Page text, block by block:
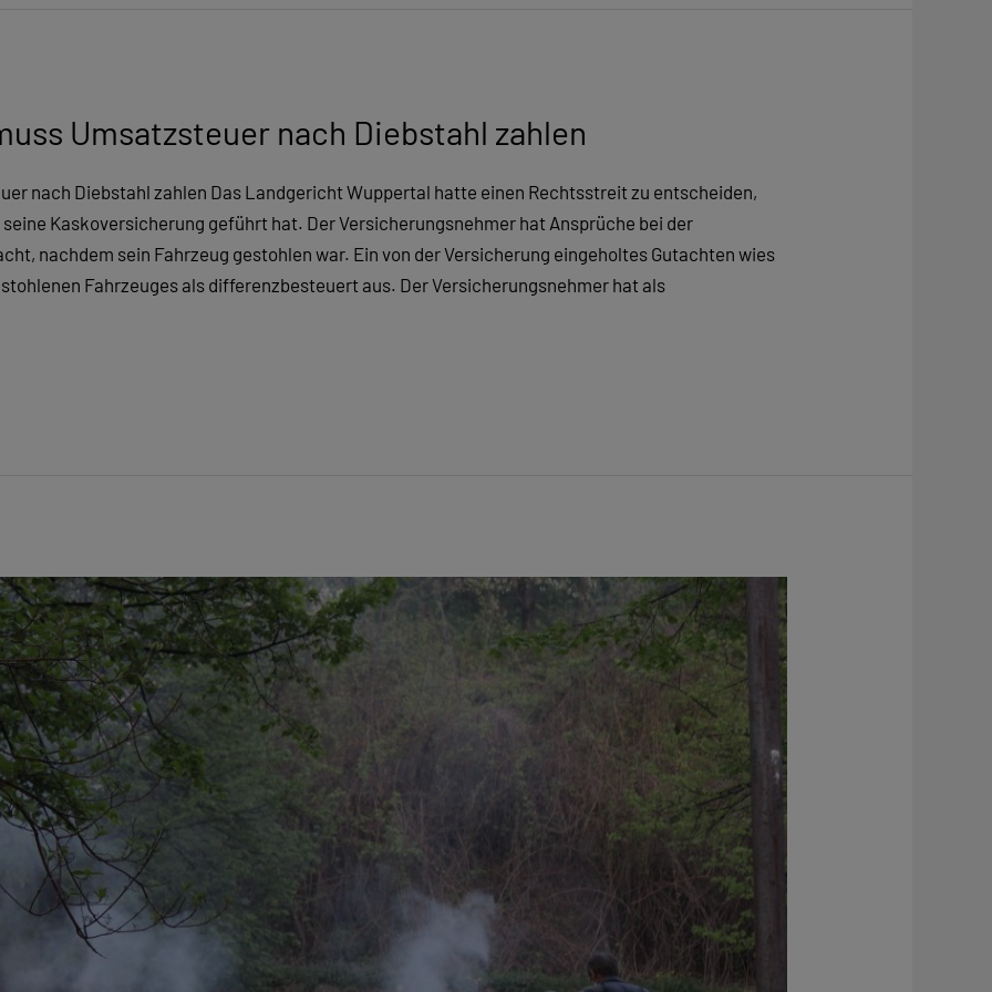
Umsatzsteuer nach Diebstahl zahlen
nach Diebstahl zahlen Das Landgericht Wuppertal hatte einen Rechtsstreit zu entscheiden,
Kaskoversicherung geführt hat. Der Versicherungsnehmer hat Ansprüche bei der
nachdem sein Fahrzeug gestohlen war. Ein von der Versicherung eingeholtes Gutachten wies
Fahrzeuges als differenzbesteuert aus. Der Versicherungsnehmer hat als